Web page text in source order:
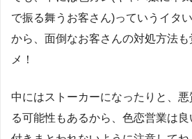
で振る舞うお客さん)っていうイタ
から、面倒なお客さんの対処方法
メ！
中にはストーカーになったりと、悪
る可能性もあるから、色恋営業は